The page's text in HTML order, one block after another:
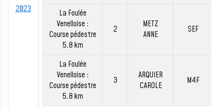
2023
La Foulée
Venelloise :
Course pédestre
5.8 km
2
METZ
ANNE
SEF
La Foulée
Venelloise :
Course pédestre
5.8 km
3
ARQUIER
CAROLE
M4F